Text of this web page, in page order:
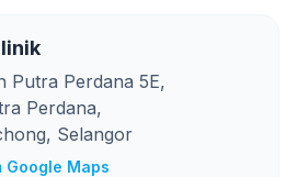
Putra Perdana 5E,
Perdana,
Selangor
Google Maps